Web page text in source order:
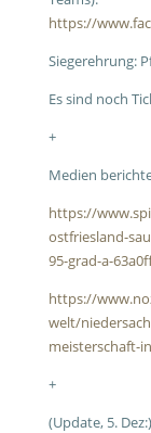
https://
Siegerehrung:
Es sind noch
+
Medien
https://
ostfriesland-
95-grad-a-
https://
welt/
meisterschaft-
+
(Update, 5. Dez:)